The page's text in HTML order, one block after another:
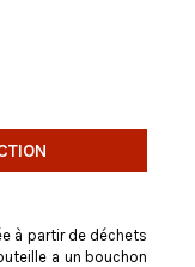
à partir de déchets
a un bouchon